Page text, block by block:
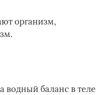
организм,
водный баланс в теле